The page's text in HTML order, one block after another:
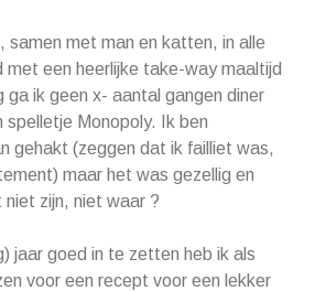
samen met man en katten, in alle
met een heerlijke take-way maaltijd
ga ik geen x- aantal gangen diner
spelletje Monopoly. Ik ben
gehakt (zeggen dat ik failliet was,
maar het was gezellig en
zijn, niet waar ?
jaar goed in te zetten heb ik als
voor een recept voor een lekker